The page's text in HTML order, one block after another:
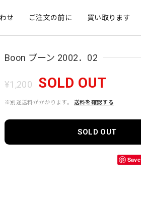
せ ご注文の前に 買い取ります
Boon ブーン 2002．02
¥1,200 SOLD OUT
※別途送料がかかります。 送料を確認する
SOLD OUT
Save